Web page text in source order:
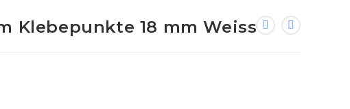
Klebepunkte 18 mm Weiss